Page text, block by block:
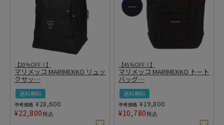
【20％OFF！】
マリメッコ MARIMEKKO リュッ
クサッ…
送料無料
参考価格 ¥28,600
¥22,800税込
【45％OFF！】
マリメッコ MARIMEKKO トート
バッグ…
送料無料
参考価格 ¥19,800
¥10,780税込